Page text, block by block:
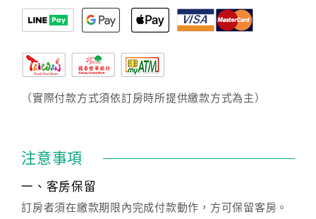
（實際付款方式須依訂房時所提供繳款方式為主）
注意事項
一、客房保留
訂房者須在繳款期限內完成付款動作，方可保留客房。